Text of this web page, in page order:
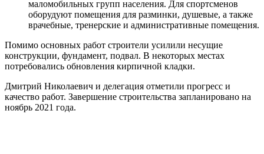
маломобильных групп населения. Для спортсменов
оборудуют помещения для разминки, душевые, а также
врачебные, тренерские и административные помещения.
Помимо основных работ строители усилили несущие
конструкции, фундамент, подвал. В некоторых местах
потребовались обновления кирпичной кладки.
Дмитрий Николаевич и делегация отметили прогресс и
качество работ. Завершение строительства запланировано на
ноябрь 2021 года.